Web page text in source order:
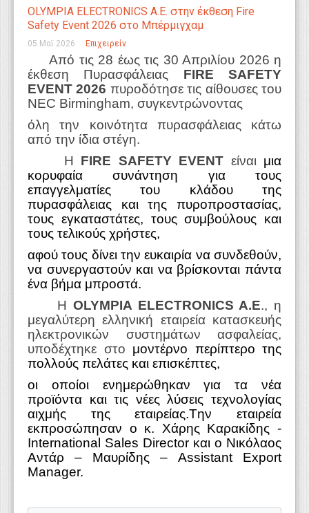
OLYMPIA ELECTRONICS A.E. στην έκθεση Fire
Safety Event 2026 στο Μπέρμιγχαμ
05 Μαϊ 2026 Επιχειρείν
Από τις 28 έως τις 30 Απριλίου 2026 η
έκθεση Πυρασφάλειας FIRE
SAFETY
EVENT 2026 πυροδότησε τις αίθουσες του
NEC Birmingham, συγκεντρώνοντας
όλη την κοινότητα πυρασφάλειας κάτω
από την ίδια στέγη.
Η FIRE SAFETY EVENT είναιμια
κορυφαία συνάντηση για τους
επαγγελματίες του κλάδου της
πυρασφάλειας και της πυροπροστασίας,
τους εγκαταστάτες, τους συμβούλους και
τους τελικούς χρήστες,
αφού τους δίνει την ευκαιρία να συνδεθούν,
να συνεργαστούν και να βρίσκονται πάντα
ένα βήμα μπροστά.
Η OLYMPIA ELECTRONICS A.E., η
μεγαλύτερη ελληνική εταιρεία κατασκευής
ηλεκτρονικών συστημάτων ασφαλείας,
υποδέχτηκε στο μοντέρνο περίπτερο της
πολλούς πελάτες και επισκέπτες,
οι οποίοι ενημερώθηκαν για τα νέα
προϊόντα και τις νέες λύσεις τεχνολογίας
αιχμής της εταιρείας.Tην εταιρεία
εκπροσώπησαν ο κ. Χάρης Καρακίδης -
International Sales Director και ο Νικόλαος
Αντάρ – Μαυρίδης – Assistant
Export
Manager.
Κυτίο Παραπόνων Πολιτών